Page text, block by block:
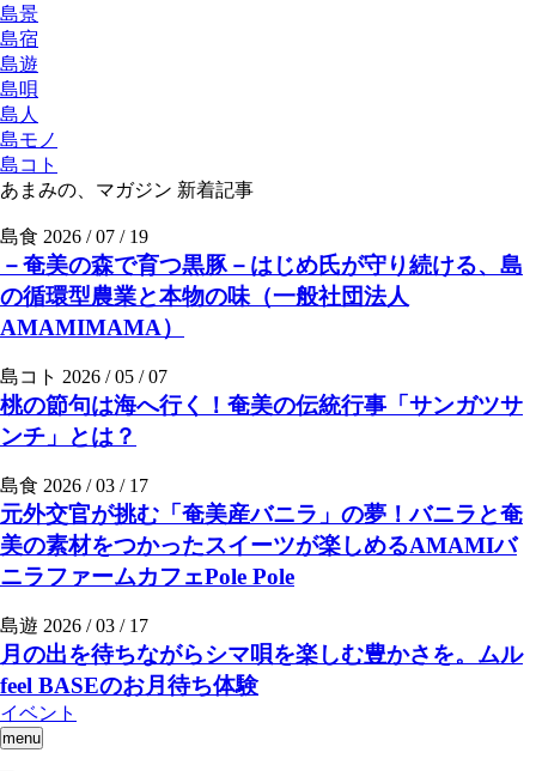
島景
島宿
島遊
島唄
島人
島モノ
島コト
あまみの、マガジン 新着記事
島食 2026 / 07 / 19
－奄美の森で育つ黒豚－はじめ氏が守り続ける、島
の循環型農業と本物の味（一般社団法人
AMAMIMAMA）
島コト 2026 / 05 / 07
桃の節句は海へ行く！奄美の伝統行事「サンガツサ
ンチ」とは？
島食 2026 / 03 / 17
元外交官が挑む「奄美産バニラ」の夢！バニラと奄
美の素材をつかったスイーツが楽しめるAMAMIバ
ニラファームカフェPole Pole
島遊 2026 / 03 / 17
月の出を待ちながらシマ唄を楽しむ豊かさを。ムル
feel BASEのお月待ち体験
イベント
menu